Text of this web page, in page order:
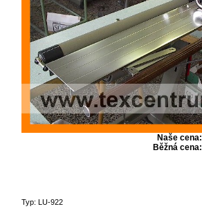
Naše cena:
Běžná cena:
Typ: LU-922